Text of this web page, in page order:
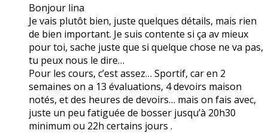
Bonjour lina
Je vais plutôt bien, juste quelques détails, mais rien
de bien important. Je suis contente si ça av mieux
pour toi, sache juste que si quelque chose ne va pas,
tu peux nous le dire…
Pour les cours, c’est assez… Sportif, car en 2
semaines on a 13 évaluations, 4 devoirs maison
notés, et des heures de devoirs… mais on fais avec,
juste un peu fatiguée de bosser jusqu’à 20h30
minimum ou 22h certains jours .